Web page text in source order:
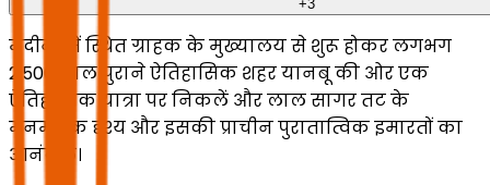
+3
मदीना में स्थित ग्राहक के मुख्यालय से शुरू होकर लगभग
2,500 साल पुराने ऐतिहासिक शहर यानबू की ओर एक
ऐतिहासिक यात्रा पर निकलें और लाल सागर तट के
मनमोहक दृश्य और इसकी प्राचीन पुरातात्विक इमारतों का
आनंद लें।